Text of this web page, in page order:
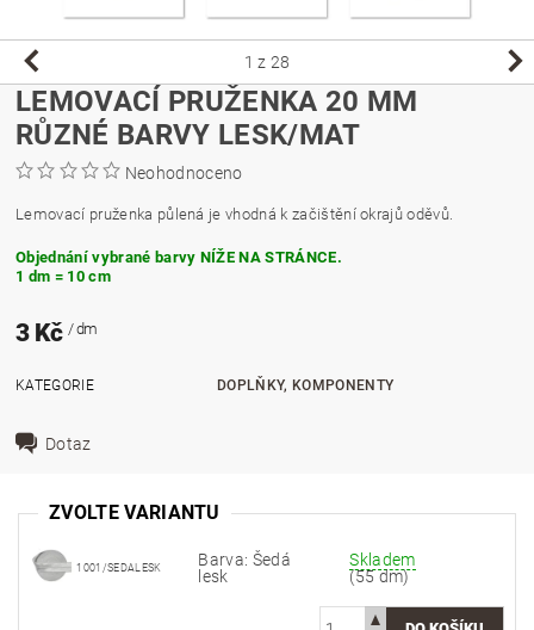
1 z 28
LEMOVACÍ PRUŽENKA 20 MM
RŮZNÉ BARVY LESK/MAT
Neohodnoceno
Lemovací pruženka půlená je vhodná k začištění okrajů oděvů.
Objednání vybrané barvy NÍŽE NA STRÁNCE.
1 dm = 10 cm
3 Kč / dm
KATEGORIE DOPLŇKY, KOMPONENTY
Dotaz
ZVOLTE VARIANTU
1001/SEDALESK
Barva: Šedá
lesk
Skladem
(55 dm)